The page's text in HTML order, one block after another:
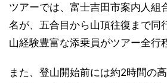
ツアーでは、富士吉田市案内人組
名が、五合目から山頂往復まで同
山経験豊富な添乗員がツアー全行
また、登山開始前には約2時間の